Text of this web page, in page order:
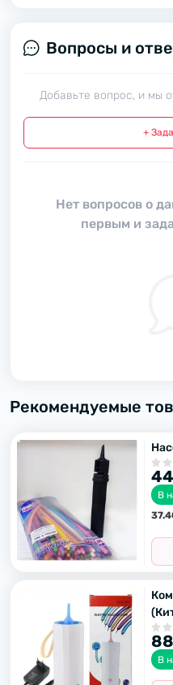
Вопросы и
Добавьте вопрос, и мы
+
Нет вопросов о
первым и
Рекомендуемые
В
В